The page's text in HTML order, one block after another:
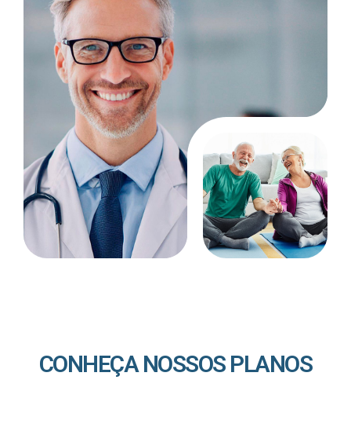
CONHEÇA NOSSOS PLANOS